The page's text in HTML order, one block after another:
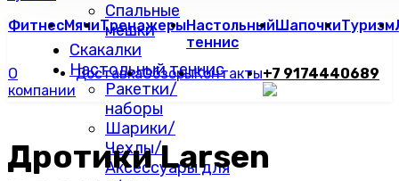
Спальные
мешки
Скакалки
Настольный теннис
Ракетки/
наборы
Шарики/
Чехлы/
Аксессуары для
ФитнесМячиТренажерыНастольный
теннис
ШапочкиТуризм
О
компании
ДоставкаОбзорыКонтакты+7 9174440689
Дротики Larsen